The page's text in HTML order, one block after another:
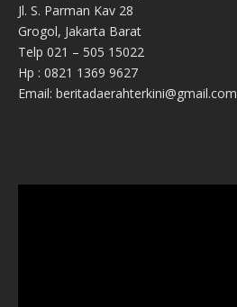
Jl. S. Parman Kav 28
Grogol, Jakarta Barat
Telp 021 – 505 15022
Hp : 0821 1369 9627
Email: beritadaerahterkini@gmail.com